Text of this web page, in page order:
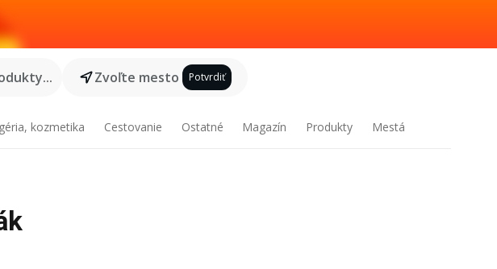
Zvoľte mesto Potvrdiť
kozmetika Cestovanie Ostatné Magazín Produkty Mestá